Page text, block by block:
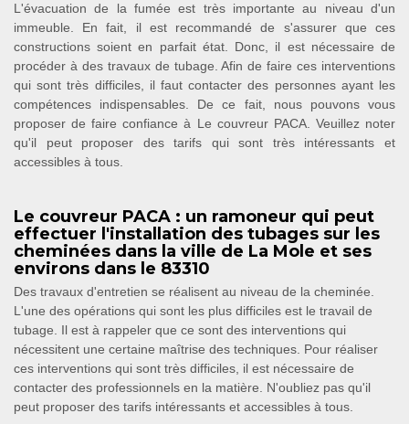
L'évacuation de la fumée est très importante au niveau d'un
immeuble. En fait, il est recommandé de s'assurer que ces
constructions soient en parfait état. Donc, il est nécessaire de
procéder à des travaux de tubage. Afin de faire ces interventions
qui sont très difficiles, il faut contacter des personnes ayant les
compétences indispensables. De ce fait, nous pouvons vous
proposer de faire confiance à Le couvreur PACA. Veuillez noter
qu'il peut proposer des tarifs qui sont très intéressants et
accessibles à tous.
Le couvreur PACA : un ramoneur qui peut
effectuer l'installation des tubages sur les
cheminées dans la ville de La Mole et ses
environs dans le 83310
Des travaux d'entretien se réalisent au niveau de la cheminée.
L'une des opérations qui sont les plus difficiles est le travail de
tubage. Il est à rappeler que ce sont des interventions qui
nécessitent une certaine maîtrise des techniques. Pour réaliser
ces interventions qui sont très difficiles, il est nécessaire de
contacter des professionnels en la matière. N'oubliez pas qu'il
peut proposer des tarifs intéressants et accessibles à tous.